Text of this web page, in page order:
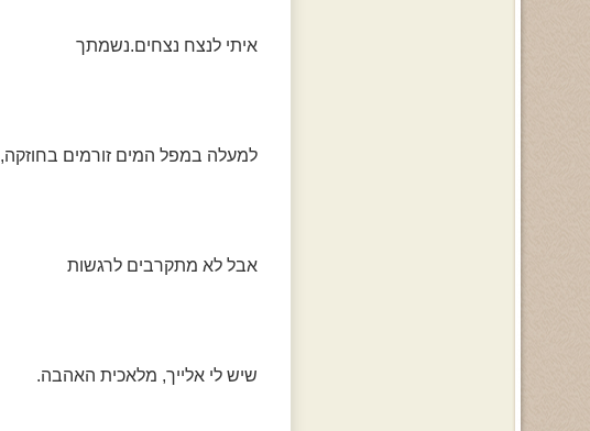
איתי לנצח נצחים.נשמתך
למעלה במפל המים זורמים בחוזקה,
אבל לא מתקרבים לרגשות
שיש לי אלייך, מלאכית האהבה.